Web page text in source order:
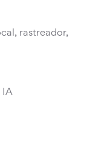
rastreador,
IA